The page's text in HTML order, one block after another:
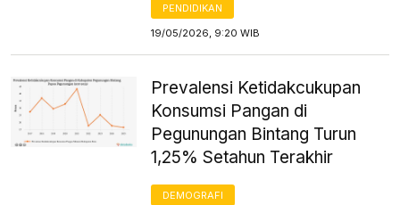
PENDIDIKAN
19/05/2026, 9:20 WIB
Prevalensi Ketidakcukupan
Konsumsi Pangan di
Pegunungan Bintang Turun
1,25% Setahun Terakhir
DEMOGRAFI